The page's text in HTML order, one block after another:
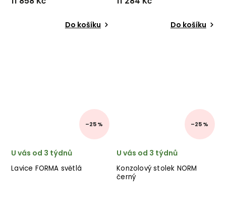
Do košíku Do košíku
–25 %
Lavice FORMA světlá
U vás od 3 týdnů
–25 %
Konzolový stolek NORM
černý
U vás od 3 týdnů